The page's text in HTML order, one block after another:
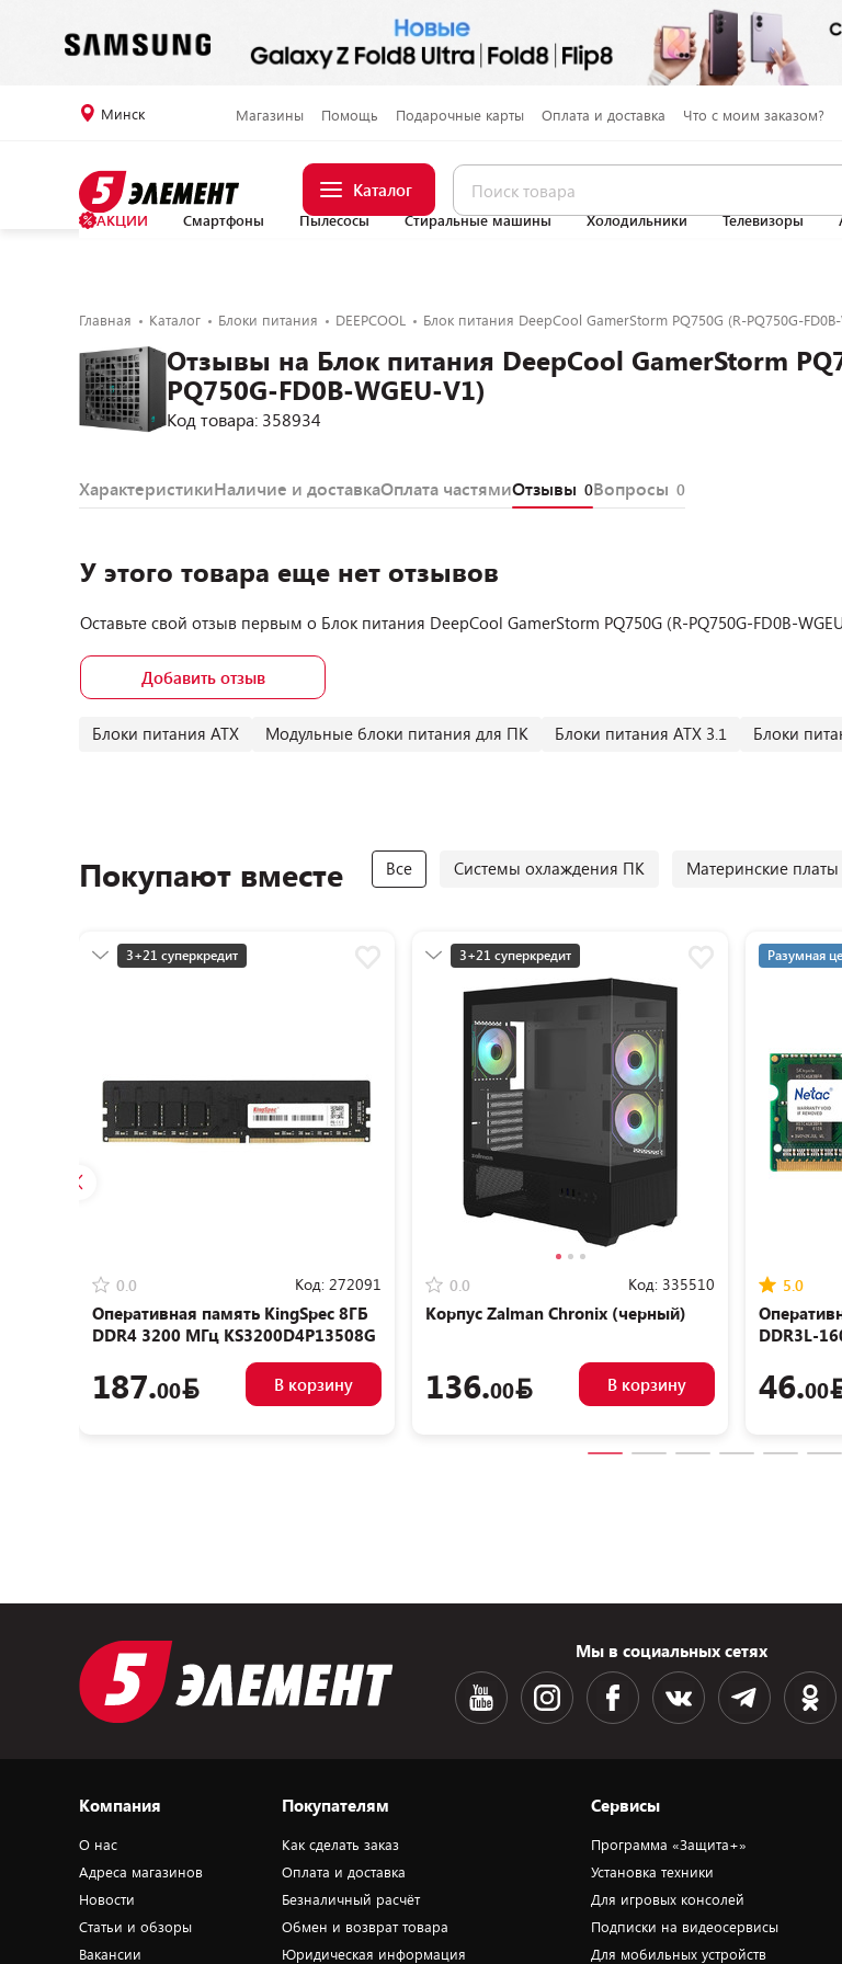
Минск Магазины Помощь Подарочные карты Оплата и доставка Что с моим заказом?
Каталог
АКЦИИ Смартфоны Пылесосы Стиральные машины Холодильники Телевизоры
Главная Каталог Блоки питания DEEPCOOL Блок питания DeepCool GamerStorm PQ750G (R-PQ750G-
Отзывы на Блок питания DeepCool GamerStorm
PQ750G-FD0B-WGEU-V1)
Код товара: 358934
ХарактеристикиНаличие и доставкаОплата частямиОтзывы 0Вопросы 0
У этого товара еще нет отзывов
Оставьте свой отзыв первым о Блок питания DeepCool GamerStorm PQ750G (R-PQ750G-FD0B-
Добавить отзыв
Блоки питания ATX Модульные блоки питания для ПК Блоки питания ATX 3.1 Блоки
Покупают вместе Все Системы охлаждения ПК Материнские платы
3+21 суперкредит
0.0 Код: 272091
Оперативная память KingSpec 8ГБ
DDR4 3200 МГц KS3200D4P13508G
187.00 В корзину
3+21 суперкредит
Разумная цена
0.0 Код: 335510
Корпус Zalman Chronix (черный)
136.00 В корзину
Разумная
5.0
DDR3L-
46.00
Мы в социальных сетях
Компания
О нас
Адреса магазинов
Новости
Статьи и обзоры
Вакансии
Покупателям
Как сделать заказ
Оплата и доставка
Безналичный расчёт
Обмен и возврат товара
Юридическая информация
Сервисы
Программа «Защита+»
Установка техники
Для игровых консолей
Подписки на видеосервисы
Для мобильных устройств